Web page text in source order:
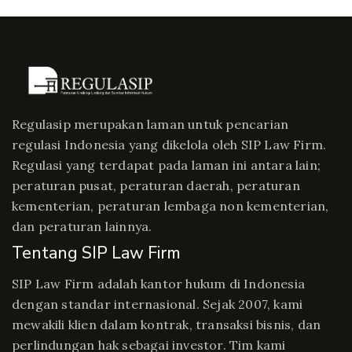
Regulasip merupakan laman untuk pencarian
regulasi Indonesia yang dikelola oleh SIP Law Firm.
Regulasi yang terdapat pada laman ini antara lain;
peraturan pusat, peraturan daerah, peraturan
kementerian, peraturan lembaga non kementerian,
dan peraturan lainnya.
Tentang SIP Law Firm
SIP Law Firm adalah kantor hukum di Indonesia
dengan standar internasional. Sejak 2007, kami
mewakili klien dalam kontrak, transaksi bisnis, dan
perlindungan hak sebagai investor. Tim kami